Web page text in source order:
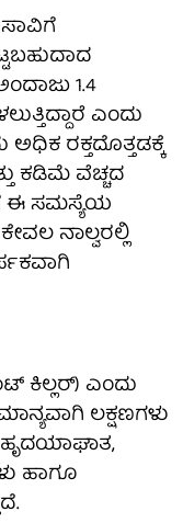
ಸಾವಿಗೆ
1.4
ಎಂದು
ರಕ್ತದೊತ್ತಡಕ್ಕೆ
ಕಡಿಮೆ ವೆಚ್ಚದ
ಈ ಸಮಸ್ಯೆಯ
ನಾಲ್ವರಲ್ಲಿ
ಕಿಲ್ಲರ್) ಎಂದು
ಲಕ್ಷಣಗಳು
ಹೃದಯಾಘಾತ,
ಹಾಗೂ